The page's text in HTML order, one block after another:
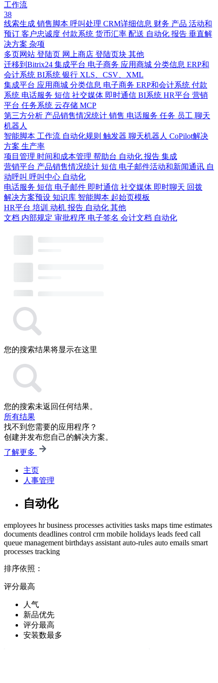
工作流
38
线索生成 销售脚本 呼叫处理 CRM详细信息 财务 产品 活动和
预订 客户忠诚度 付款系统 货币汇率 配送 自动化 报告 垂直解
决方案 杂项
多页网站 登陆页 网上商店 登陆页块 其他
迁移到Bitrix24 集成平台 电子商务 应用商城 分类信息 ERP和
会计系统 BI系统 银行 XLS、CSV、XML
集成平台 应用商城 分类信息 电子商务 ERP和会计系统 付款
系统 电话服务 短信 社交媒体 即时通信 BI系统 HR平台 营销
平台 任务系统 云存储 MCP
第三方分析 产品销售情况统计 销售 电话服务 任务 员工 聊天
机器人
智能脚本 工作流 自动化规则 触发器 聊天机器人 CoPilot解决
方案 生产率
项目管理 时间和成本管理 帮助台 自动化 报告 集成
营销平台 产品销售情况统计 短信 电子邮件活动和新闻通讯 自
动呼叫 呼叫中心 自动化
电话服务 短信 电子邮件 即时通信 社交媒体 即时聊天 回拨
解决方案预设 知识库 智能脚本 起始页模板
HR平台 培训 动机 报告 自动化 其他
文档 内部规定 审批程序 电子签名 会计文档 自动化
您的搜索结果将显示在这里
您的搜索未返回任何结果。
所有结果
找不到您需要的应用程序？
创建并发布您自己的解决方案。
了解更多
主页
人事管理
自动化
employees hr business processes activities tasks maps time estimates
documents deadlines control crm mobile holidays leads feed call
queue management birthdays assistant auto-rules auto emails smart
processes tracking
排序依照：
评分最高
人气
新品优先
评分最高
安装数最多